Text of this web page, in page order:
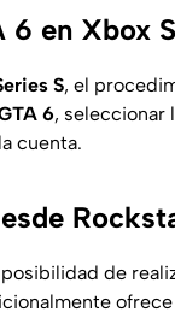
6 en Xbox
S, el
6, seleccionar
cuenta.
de